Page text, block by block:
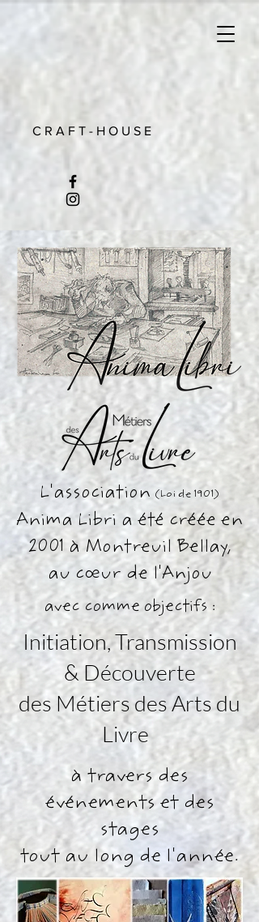
C R A F T - H O U S E
L'association (Loi de 1901)
Anima Libri a été créée en
2001 à Montreuil Bellay,
au cœur de l'Anjou
avec comme objectifs :
Initiation, Transmission
& Découverte
des Métiers des Arts du
Livre
à travers des
événements et des
stages
tout au long de l'année.